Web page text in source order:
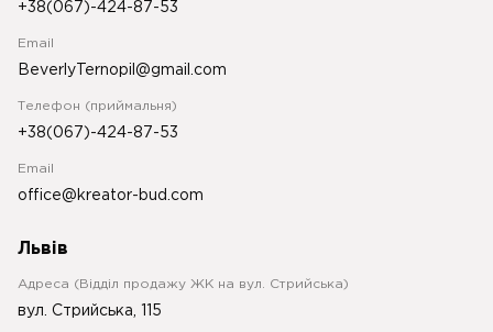
+38(067)-424-87-53
Email
BeverlyTernopil@gmail.com
Телефон (приймальня)
+38(067)-424-87-53
Email
office@kreator-bud.com
Львів
Адреса (Відділ продажу ЖК на вул. Стрийська)
вул. Стрийська, 115